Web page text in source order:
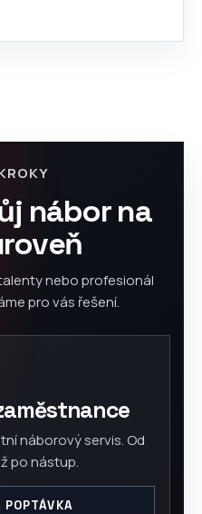
nábor na
nebo profesionál
pro vás řešení.
náborový servis. Od
po nástup.
POPTÁVKA